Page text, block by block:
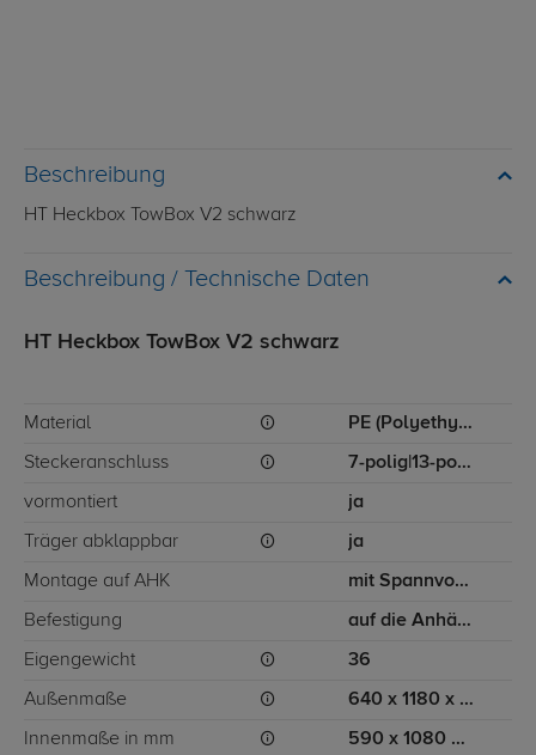
Beschreibung
HT Heckbox TowBox V2 schwarz
Technische Daten
HT Heckbox TowBox V2 schwarz
Material PE (Polyethylen)
Steckeranschluss 7-polig|13-polig
vormontiert ja
Träger abklappbar ja
Montage auf AHK mit Spannvorrichtung
Befestigung auf die Anhängerkupplung
Eigengewicht 36
Außenmaße 640 x 1180 x 755
Innenmaße in mm 590 x 1080 x 550